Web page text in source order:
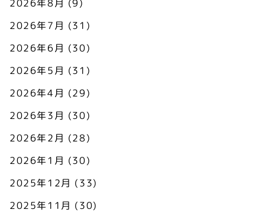
2026年8月 (9)
2026年7月 (31)
2026年6月 (30)
2026年5月 (31)
2026年4月 (29)
2026年3月 (30)
2026年2月 (28)
2026年1月 (30)
2025年12月 (33)
2025年11月 (30)